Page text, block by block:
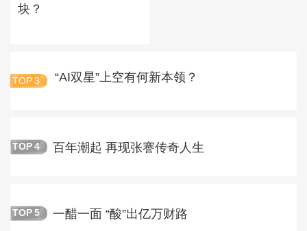
块？
TOP 3 “AI双星”上空有何新本领？
TOP 4 百年潮起 再现张謇传奇人生
TOP 5 一醋一面 “酸”出亿万财路